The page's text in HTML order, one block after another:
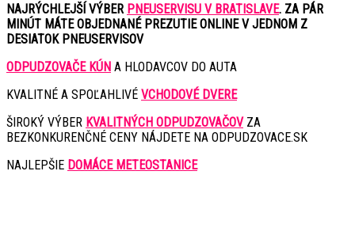
NAJRÝCHLEJŠÍ VÝBER PNEUSERVISU V BRATISLAVE. ZA PÁR
MINÚT MÁTE OBJEDNANÉ PREZUTIE ONLINE V JEDNOM Z
DESIATOK PNEUSERVISOV
ODPUDZOVAČE KÚN A HLODAVCOV DO AUTA
KVALITNÉ A SPOĽAHLIVÉ VCHODOVÉ DVERE
ŠIROKÝ VÝBER KVALITNÝCH ODPUDZOVAČOVZA
BEZKONKURENČNÉ CENY NÁJDETE NA ODPUDZOVACE.SK
NAJLEPŠIE DOMÁCE METEOSTANICE